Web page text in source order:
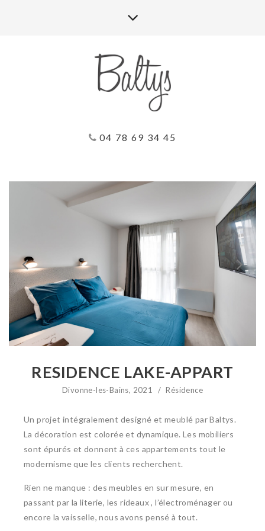
04 78 69 34 45
RESIDENCE LAKE-APPART
Divonne-les-Bains, 2021 / Résidence
Un projet intégralement designé et meublé par Baltys.
La décoration est colorée et dynamique. Les mobiliers
sont épurés et donnent à ces appartements tout le
modernisme que les clients recherchent.
Rien ne manque : des meubles en sur mesure, en
passant par la literie, les rideaux , l’électroménager ou
encore la vaisselle, nous avons pensé à tout.